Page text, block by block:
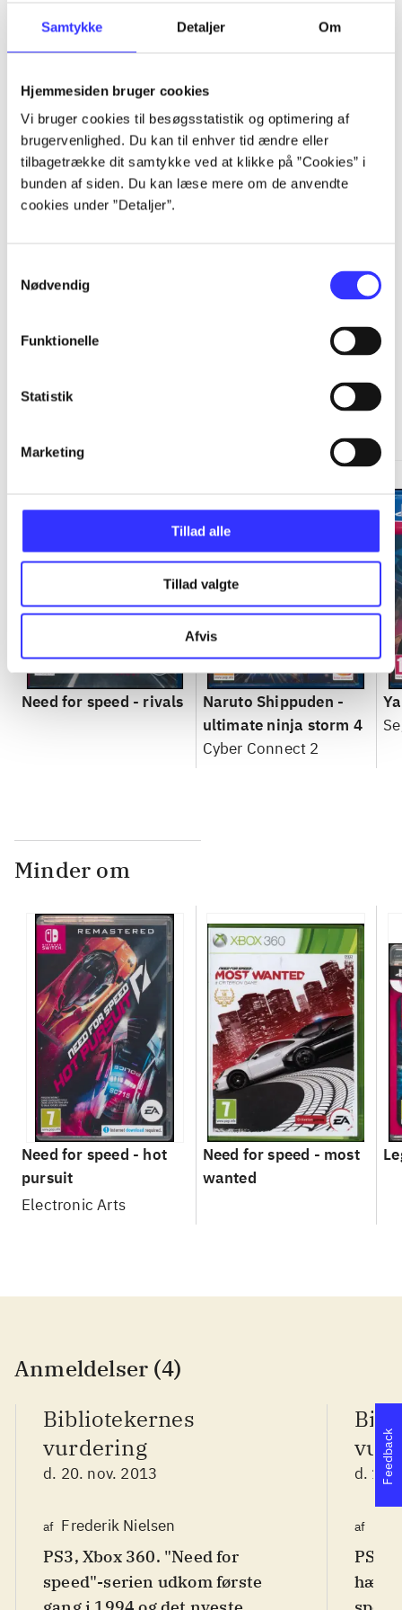
Samtykke Detaljer Om
Hjemmesiden bruger cookies
Vi bruger cookies til besøgsstatistik og optimering af
brugervenlighed. Du kan til enhver tid ændre eller
tilbagetrække dit samtykke ved at klikke på ”Cookies” i
bunden af siden. Du kan læse mere om de anvendte
cookies under ”Detaljer”.
Nødvendig
Funktionelle
Statistik
Marketing
Tillad alle
Tillad valgte
Afvis
...
...
Playstation hits
Need for speed - rivals
Naruto Shippuden -
ultimate ninja storm 4
Cyber Connect 2
Minder om
Need for speed - hot
pursuit
Electronic Arts
Need for speed - most
wanted
Anmeldelser (4)
Bibliotekernes
vurdering
d. 20. nov. 2013
af Frederik Nielsen
PS3, Xbox 360. "Need for
speed"-serien udkom første
d. 17.
af
PS4,
Feedback